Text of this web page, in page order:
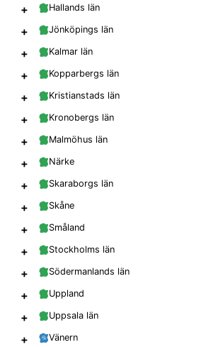
+ Hallands län
+ Jönköpings län
+ Kalmar län
+ Kopparbergs län
+ Kristianstads län
+ Kronobergs län
+ Malmöhus län
+ Närke
+ Skaraborgs län
+ Skåne
+ Småland
+ Stockholms län
+ Södermanlands län
+ Uppland
+ Uppsala län
+ Vänern